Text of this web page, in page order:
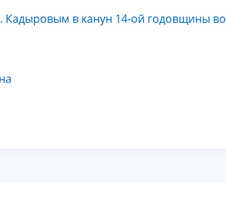
Кадыровым в канун 14-ой годовщины